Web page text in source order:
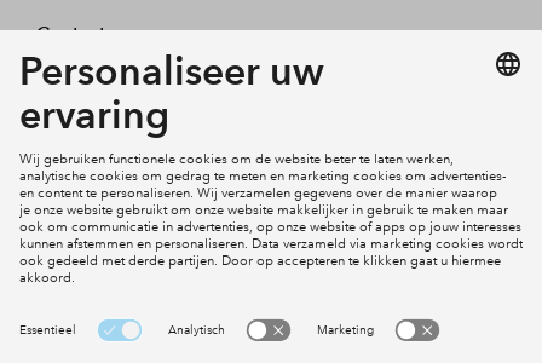
Contact
Mijn profiel
Social Media